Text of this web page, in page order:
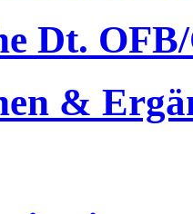
Dt.
&